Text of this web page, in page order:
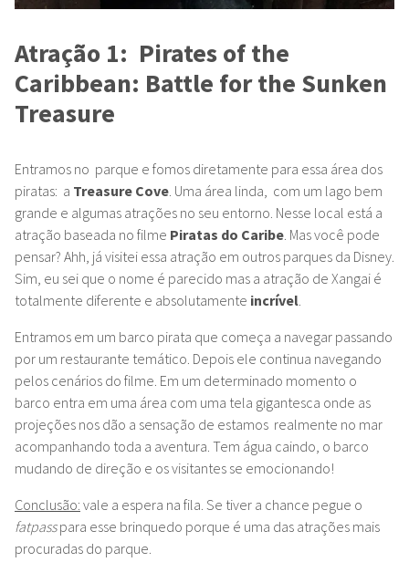
Atração 1: Pirates of the
Caribbean: Battle for the Sunken
Treasure
Entramos no parque e fomos diretamente para essa área dos
piratas: a Treasure Cove. Uma área linda, com um lago bem
grande e algumas atrações no seu entorno. Nesse local está a
atração baseada no filme Piratas do Caribe. Mas você pode
pensar? Ahh, já visitei essa atração em outros parques da Disney.
Sim, eu sei que o nome é parecido mas a atração de Xangai é
totalmente diferente e absolutamente incrível.
Entramos em um barco pirata que começa a navegar passando
por um restaurante temático. Depois ele continua navegando
pelos cenários do filme. Em um determinado momento o
barco entra em uma área com uma tela gigantesca onde as
projeções nos dão a sensação de estamos realmente no mar
acompanhando toda a aventura. Tem água caindo, o barco
mudando de direção e os visitantes se emocionando!
Conclusão: vale a espera na fila. Se tiver a chance pegue o
fatpasspara esse brinquedo porque é uma das atrações mais
procuradas do parque.